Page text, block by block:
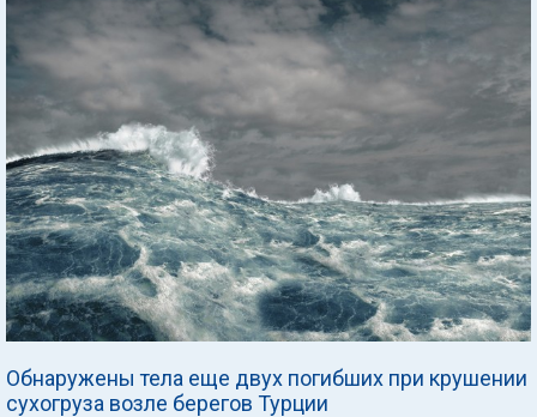
Обнаружены тела еще двух погибших при крушении
сухогруза возле берегов Турции